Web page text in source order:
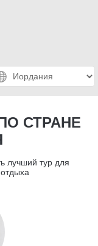
СТРАНЕ
лучший тур для